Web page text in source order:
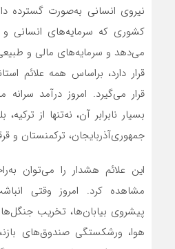
نیروی انسانی به‌‌‌‌‌‌صورت گسترده
کشوری که سرمایه‌‌‌‌‌‌های انسانی
می‌دهد و سرمایه‌‌‌‌‌‌های مالی و
قرار دارد، براساس همه علائم
قرار می‌گیرد. امروز درآمد
بسیار نابرابر آن، نه‌‌‌‌‌‌تنها از
جمهوری‌آذربایجان، ترکمنستان و
این علائم هشدار را می‌توان
مشاهده کرد. امروز وقتی
پیشروی بیابان‌ها، تخریب
هوا، ورشکستگی صندوق‌های